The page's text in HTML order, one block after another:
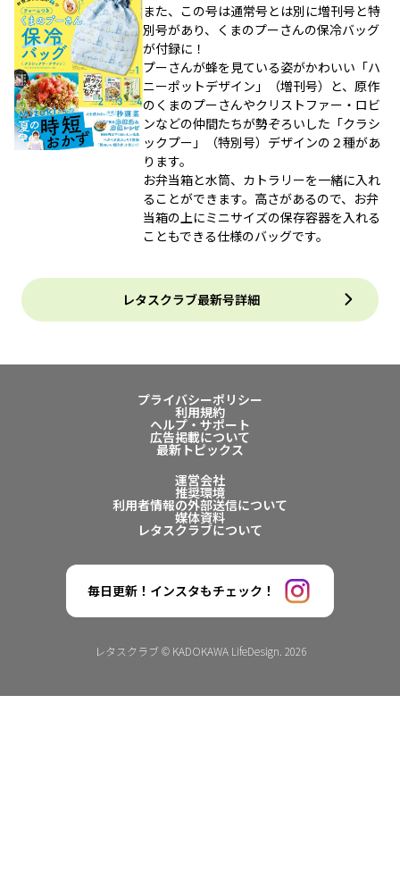
また、この号は通常号とは別に増刊号と特
別号があり、くまのプーさんの保冷バッグ
が付録に！
プーさんが蜂を見ている姿がかわいい「ハ
ニーポットデザイン」（増刊号）と、原作
のくまのプーさんやクリストファー・ロビ
ンなどの仲間たちが勢ぞろいした「クラシ
ックプー」（特別号）デザインの２種があ
ります。
お弁当箱と水筒、カトラリーを一緒に入れ
ることができます。高さがあるので、お弁
当箱の上にミニサイズの保存容器を入れる
こともできる仕様のバッグです。
レタスクラブ最新号詳細
プライバシーポリシー
利用規約
ヘルプ・サポート
広告掲載について
最新トピックス
運営会社
推奨環境
利用者情報の外部送信について
媒体資料
レタスクラブについて
毎日更新！インスタもチェック！
レタスクラブ © KADOKAWA LifeDesign. 2026